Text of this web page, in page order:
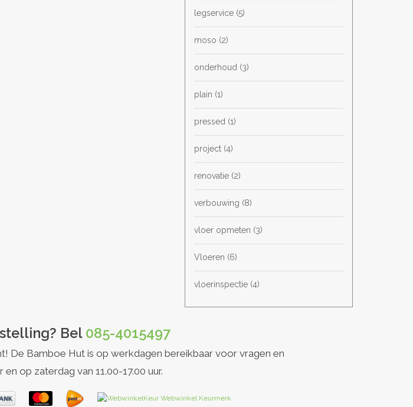
legservice (5)
moso (2)
onderhoud (3)
plain (1)
pressed (1)
project (4)
renovatie (2)
verbouwing (8)
vloer opmeten (3)
Vloeren (6)
vloerinspectie (4)
Bel 085-4015497
De Bamboe Hut is op werkdagen bereikbaar voor vragen en
en op zaterdag van 11.00-17.00 uur.